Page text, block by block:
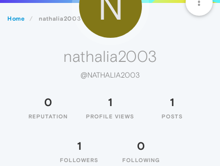
Home nathalia2003
nathalia2003
@NATHALIA2003
0
REPUTATION
1
PROFILE VIEWS
1
POSTS
1
FOLLOWERS
0
FOLLOWING